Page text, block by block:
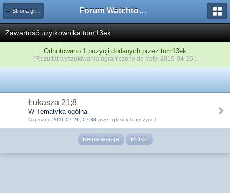
← Strona główna Forum Watchtower
Zawartość użytkownika tom13ek
Odnotowano 1 pozycji dodanych przez tom13ek
(Rezultat wyszukiwania ograniczony do daty: 2019-04-26 )
Łukasza 21;8
W Tematyka ogólna
Napisano 2011-07-26, 07:38 przez głosiciel-dręczyciel
Pełna wersja Polski